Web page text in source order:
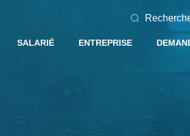
SALARIÉ ENTREPRISE